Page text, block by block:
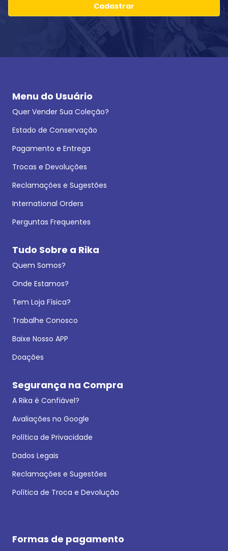
Cadastrar
Menu do Usuário
Quer Vender Sua Coleção?
Estado de Conservação
Pagamento e Entrega
Trocas e Devoluções
Reclamações e Sugestões
International Orders
Perguntas Frequentes
Tudo Sobre a Rika
Quem Somos?
Onde Estamos?
Tem Loja Física?
Trabalhe Conosco
Baixe Nosso APP
Doações
Segurança na Compra
A Rika é Confiável?
Avaliações no Google
Política de Privacidade
Dados Legais
Reclamações e Sugestões
Política de Troca e Devolução
Formas de pagamento